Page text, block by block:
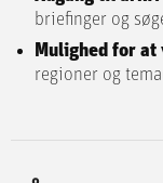
briefinger og
Mulighed for
regioner og